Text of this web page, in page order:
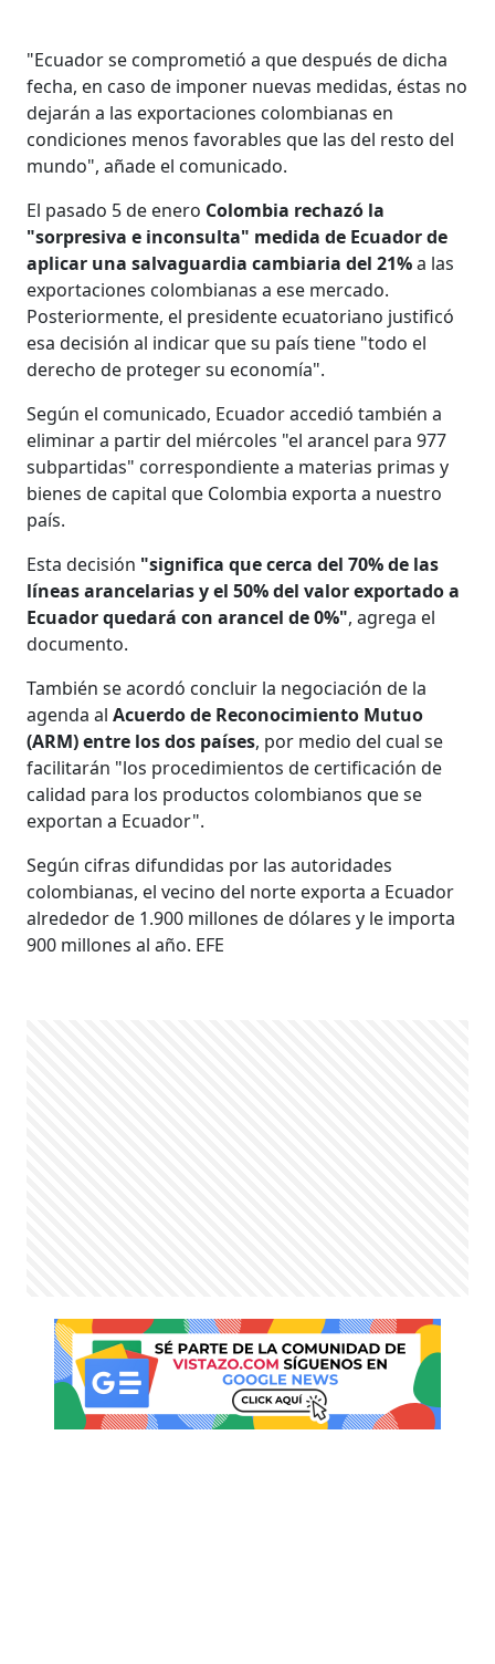
"Ecuador se comprometió a que después de dicha
fecha, en caso de imponer nuevas medidas, éstas no
dejarán a las exportaciones colombianas en
condiciones menos favorables que las del resto del
mundo", añade el comunicado.
El pasado 5 de enero Colombia rechazó la
"sorpresiva e inconsulta" medida de Ecuador de
aplicar una salvaguardia cambiaria del 21%a las
exportaciones colombianas a ese mercado.
Posteriormente, el presidente ecuatoriano justificó
esa decisión al indicar que su país tiene "todo el
derecho de proteger su economía".
Según el comunicado, Ecuador accedió también a
eliminar a partir del miércoles "el arancel para 977
subpartidas" correspondiente a materias primas y
bienes de capital que Colombia exporta a nuestro
país.
Esta decisión "significa que cerca del 70% de las
líneas arancelarias y el 50% del valor exportado a
Ecuador quedará con arancel de 0%", agrega el
documento.
También se acordó concluir la negociación de la
agenda alAcuerdo de Reconocimiento Mutuo
(ARM) entre los dos países, por medio del cual se
facilitarán "los procedimientos de certificación de
calidad para los productos colombianos que se
exportan a Ecuador".
Según cifras difundidas por las autoridades
colombianas, el vecino del norte exporta a Ecuador
alrededor de 1.900 millones de dólares y le importa
900 millones al año. EFE